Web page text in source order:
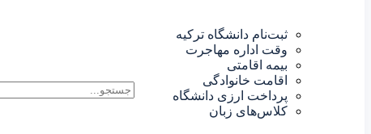
ثبت‌نام دانشگاه ترکیه
وقت اداره مهاجرت
بیمه اقامتی
اقامت خانوادگی
پرداخت ارزی دانشگاه
کلاس‌های زبان